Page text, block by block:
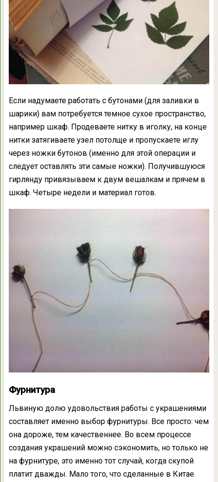
Если надумаете работать с бутонами (для заливки в
шарики) вам потребуется темное сухое пространство,
например шкаф. Продеваете нитку в иголку, на конце
нитки затягиваете узел потолще и пропускаете иглу
через ножки бутонов (именно для этой операции и
следует оставлять эти самые ножки). Получившуюся
гирлянду привязываем к двум вешалкам и прячем в
шкаф. Четыре недели и материал готов.
Фурнитура
Львиную долю удовольствия работы с украшениями
составляет именно выбор фурнитуры. Все просто: чем
она дороже, тем качественнее. Во всем процессе
создания украшений можно сэкономить, но только не
на фурнитуре, это именно тот случай, когда скупой
платит дважды. Мало того, что сделанные в Китае